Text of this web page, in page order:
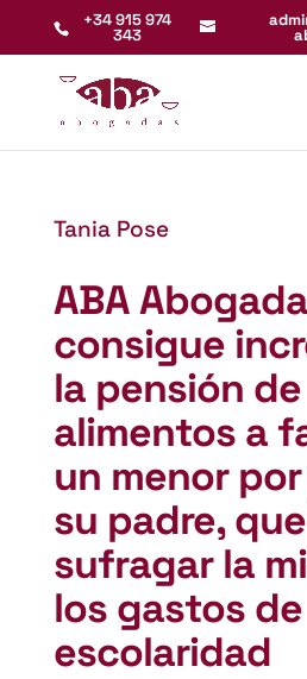
+34 915 974
343
Tania Pose
ABA
consigue
la pensión de
alimentos a
un menor
su padre,
sufragar la
los gastos de
escolaridad